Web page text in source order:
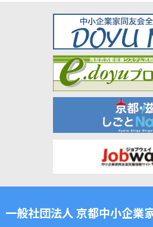
一般社団法人 京都中小企業